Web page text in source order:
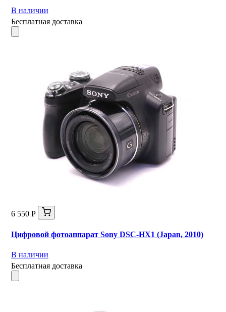
В наличии
Бесплатная доставка
6 550 Р
Цифровой фотоаппарат Sony DSC-HX1 (Japan, 2010)
В наличии
Бесплатная доставка